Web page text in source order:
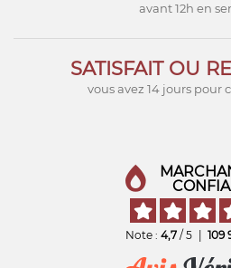
avant 12h en
SATISFAIT OU
vous avez 14 jours pour
Note : 4,7 / 5 109